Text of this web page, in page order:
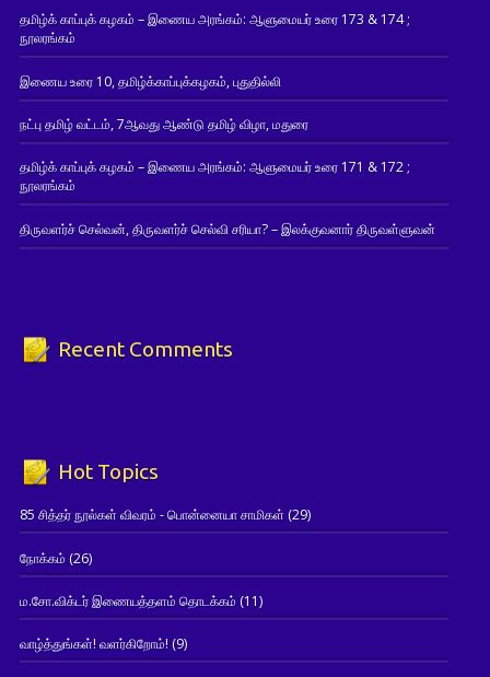
தமிழ்க் காப்புக் கழகம் – இணைய அரங்கம்: ஆளுமையர் உரை 173 & 174 ;
நூலரங்கம்
இணைய உரை 10, தமிழ்க்காப்புக்கழகம், புதுதில்லி
நட்பு தமிழ் வட்டம், 7ஆவது ஆண்டு தமிழ் விழா, மதுரை
தமிழ்க் காப்புக் கழகம் – இணைய அரங்கம்: ஆளுமையர் உரை 171 & 172 ;
நூலரங்கம்
திருவளர்ச் செல்வன், திருவளர்ச் செல்வி சரியா? – இலக்குவனார் திருவள்ளுவன்
Recent Comments
Hot Topics
85 சித்தர் நூல்கள் விவரம் - பொன்னையா சாமிகள் (29)
நோக்கம் (26)
ம.சோ.விக்டர் இணையத்தளம் தொடக்கம் (11)
வாழ்த்துங்கள்! வளர்கிறோம்! (9)